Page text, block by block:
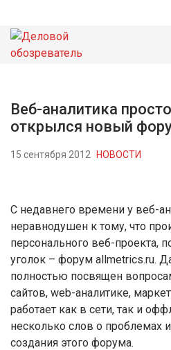
НОВОСТИ
Веб-аналитика
открылся новый
15 сентября 2012 НОВОСТИ
С недавнего времени у веб-
неравнодушен к тому, что
персонального веб-проекта,
уголок – форум allmetrics.ru.
полностью посвящен
сайтов, web-аналитике,
работает как в сети, так и
несколько слов о проблемах
создания этого форума.